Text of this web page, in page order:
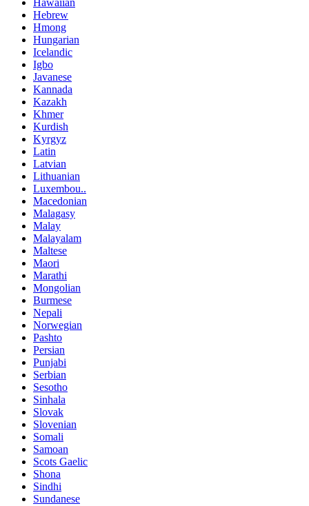
Hebrew
Hmong
Hungarian
Icelandic
Igbo
Javanese
Kannada
Kazakh
Khmer
Kurdish
Kyrgyz
Latin
Latvian
Lithuanian
Luxembou..
Macedonian
Malagasy
Malay
Malayalam
Maltese
Maori
Marathi
Mongolian
Burmese
Nepali
Norwegian
Pashto
Persian
Punjabi
Serbian
Sesotho
Sinhala
Slovak
Slovenian
Somali
Samoan
Scots Gaelic
Shona
Sindhi
Sundanese